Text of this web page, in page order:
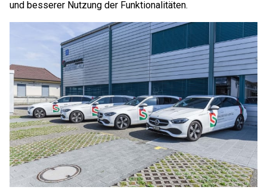
und besserer Nutzung der Funktionalitäten.